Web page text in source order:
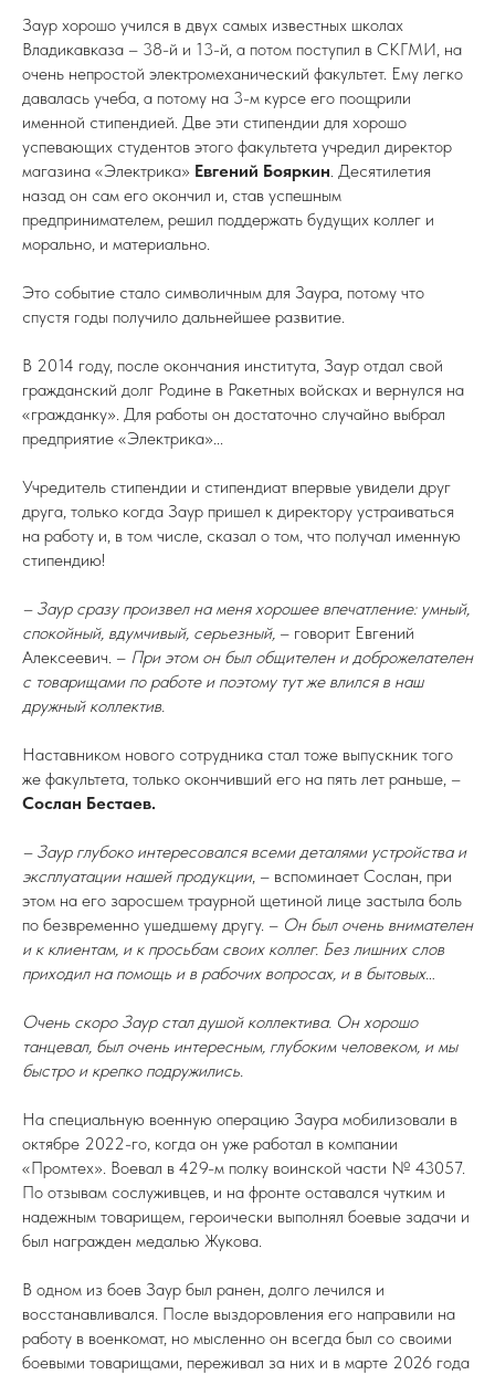
Заур хорошо учился в двух самых известных школах
Владикавказа – 38-й и 13-й, а потом поступил в СКГМИ, на
очень непростой электромеханический факультет. Ему легко
давалась учеба, а потому на 3-м курсе его поощрили
именной стипендией. Две эти стипендии для хорошо
успевающих студентов этого факультета учредил директор
магазина «Электрика» Евгений Бояркин. Десятилетия
назад он сам его окончил и, став успешным
предпринимателем, решил поддержать будущих коллег и
морально, и материально.
Это событие стало символичным для Заура, потому что
спустя годы получило дальнейшее развитие.
В 2014 году, после окончания института, Заур отдал свой
гражданский долг Родине в Ракетных войсках и вернулся на
«гражданку». Для работы он достаточно случайно выбрал
предприятие «Электрика»...
Учредитель стипендии и стипендиат впервые увидели друг
друга, только когда Заур пришел к директору устраиваться
на работу и, в том числе, сказал о том, что получал именную
стипендию!
– Заур сразу произвел на меня хорошее впечатление: умный,
спокойный, вдумчивый, серьезный, – говорит Евгений
Алексеевич. – При этом он был общителен и доброжелателен
с товарищами по работе и поэтому тут же влился в наш
дружный коллектив.
Наставником нового сотрудника стал тоже выпускник того
же факультета, только окончивший его на пять лет раньше, –
Сослан Бестаев.
– Заур глубоко интересовался всеми деталями устройства и
эксплуатации нашей продукции, – вспоминает Сослан, при
этом на его заросшем траурной щетиной лице застыла боль
по безвременно ушедшему другу. – Он был очень внимателен
и к клиентам, и к просьбам своих коллег. Без лишних слов
приходил на помощь и в рабочих вопросах, и в бытовых…
Очень скоро Заур стал душой коллектива. Он хорошо
танцевал, был очень интересным, глубоким человеком, и мы
быстро и крепко подружились.
На специальную военную операцию Заура мобилизовали в
октябре 2022-го, когда он уже работал в компании
«Промтех». Воевал в 429-м полку воинской части № 43057.
По отзывам сослуживцев, и на фронте оставался чутким и
надежным товарищем, героически выполнял боевые задачи и
был награжден медалью Жукова.
В одном из боев Заур был ранен, долго лечился и
восстанавливался. После выздоровления его направили на
работу в военкомат, но мысленно он всегда был со своими
боевыми товарищами, переживал за них и в марте 2026 года